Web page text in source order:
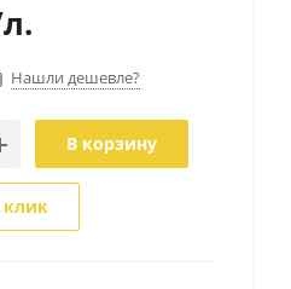
Нашли дешевле?
В корзину
клик